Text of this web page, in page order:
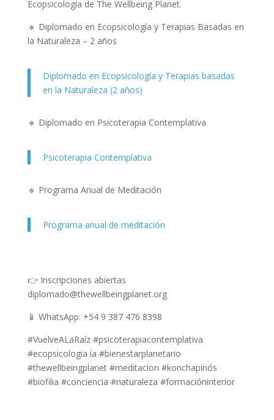
Ecopsicología de The Wellbeing Planet.
🔹 Diplomado en Ecopsicología y Terapias Basadas en
la Naturaleza – 2 años
Diplomado en Ecopsicología y Terapias basadas
en la Naturaleza (2 años)
🔹 Diplomado en Psicoterapia Contemplativa
Psicoterapia Contemplativa
🔹 Programa Anual de Meditación
Programa anual de meditación
👉 Inscripciones abiertas
diplomado@thewellbeingplanet.org
📱 WhatsApp: +54 9 387 476 8398
#VuelveALaRaíz #psicoterapiacontemplativa
#ecopsicologia ía #bienestarplanetario
#thewellbeingplanet #meditacion #konchapinós
#biofilia #conciencia #naturaleza #formacióninterior